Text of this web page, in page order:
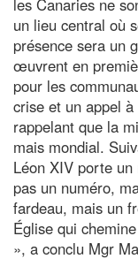
les Canaries ne
un lieu central où
présence sera un
œuvrent en
pour les
crise et un appel
rappelant que la
mais mondial.
Léon XIV porte un
pas un numéro,
fardeau, mais un
Église qui
», a conclu Mgr